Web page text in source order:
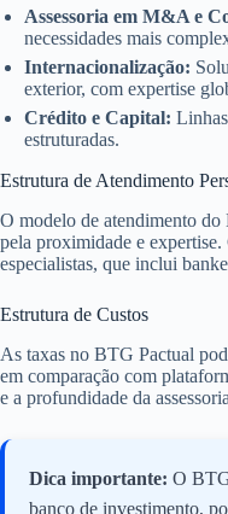
Assessoria em M&A e
necessidades mais
Internacionalização:
exterior, com expertise
Crédito e Capital:
estruturadas.
Estrutura de Atendimento
O modelo de atendimento do
pela proximidade e
especialistas, que inclui
em soluções sob medida
garantir a melhor estratégia.
Estrutura de Custos
As taxas no BTG Pactual
em comparação com
e a profundidade da
discricionária e fundos
muitos investidores.
Dica importante: O
banco de investimento,